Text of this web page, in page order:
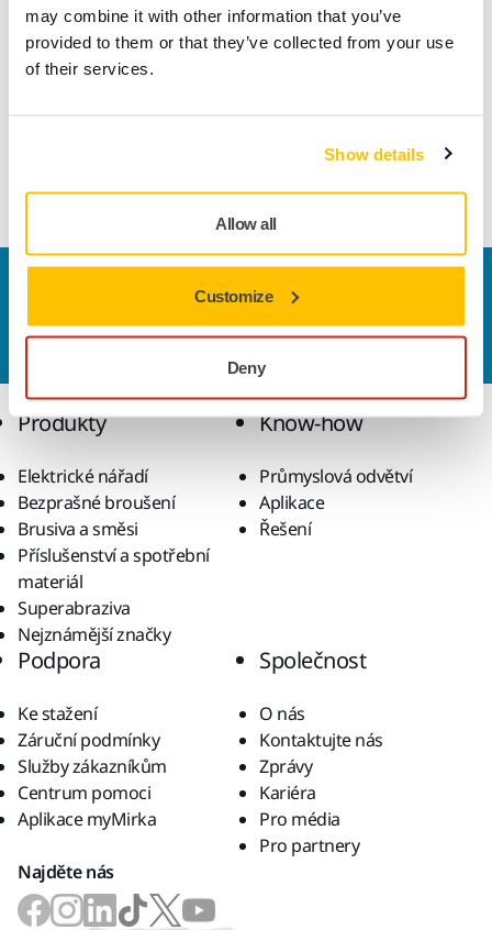
may combine it with other information that you’ve
provided to them or that they’ve collected from your use
of their services.
Show details
Allow all
Customize
Deny
Round carbide burr with a spindle of 6 mm. Shape D,
tým podpory, který zodpoví vaše dotazy.
Produkty
Elektrické nářadí
Bezprašné broušení
Brusiva a směsi
Příslušenství a spotřební
materiál
Superabraziva
Nejznámější značky
Know-how
Průmyslová odvětví
Aplikace
Řešení
Podpora
Ke stažení
Záruční podmínky
Služby zákazníkům
Centrum pomoci
Aplikace myMirka
Společnost
O nás
Kontaktujte nás
Zprávy
Kariéra
Pro média
Pro partnery
Najděte nás